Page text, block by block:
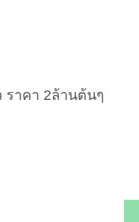
ราคา 2ล้านต้นๆ